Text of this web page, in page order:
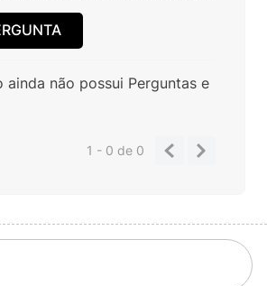
ainda não possui Perguntas e
1 - 0de 0